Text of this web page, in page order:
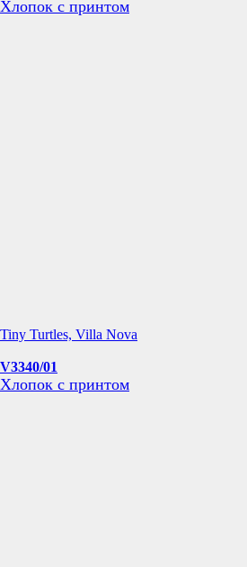
Хлопок с принтом
Tiny Turtles, Villa Nova
V3340/01
Хлопок с принтом